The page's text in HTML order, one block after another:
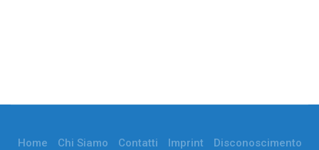
Home Chi Siamo Contatti Imprint
Disconoscimento